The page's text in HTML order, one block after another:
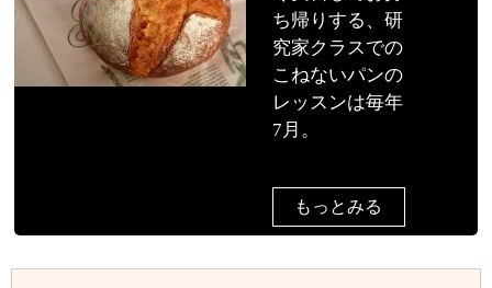
ち帰りする、研
究家クラスでの
こねないパンの
レッスンは毎年
7月。
もっとみる